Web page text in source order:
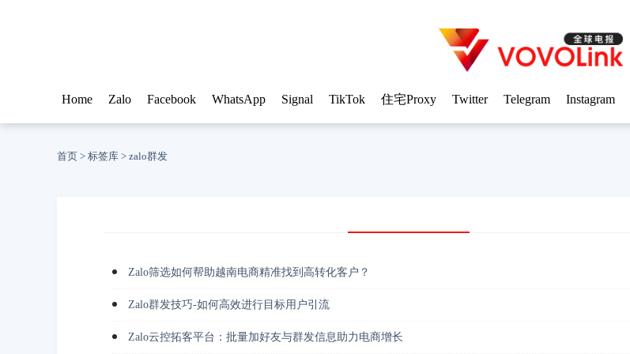
Home Zalo Facebook WhatsApp Signal TikTok 住宅Proxy Twitter Telegram Instagram
首页 > 标签库 > zalo群发
Zalo筛选如何帮助越南电商精准找到高转化客户？
Zalo群发技巧-如何高效进行目标用户引流
Zalo云控拓客平台：批量加好友与群发信息助力电商增长